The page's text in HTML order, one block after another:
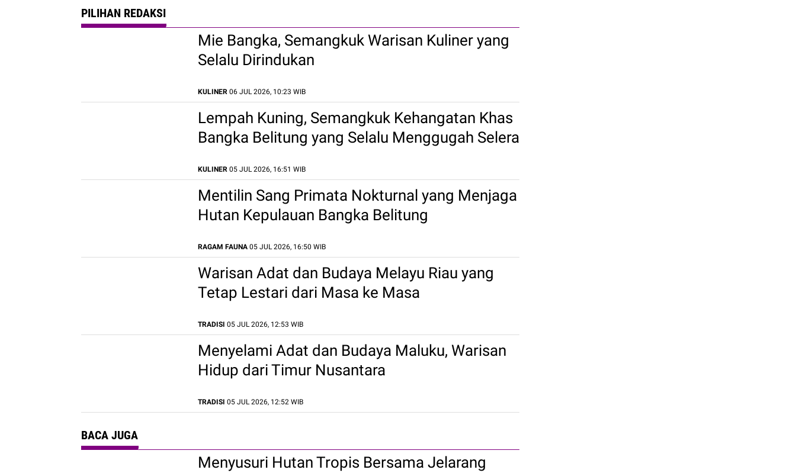
PILIHAN REDAKSI
Mie Bangka, Semangkuk Warisan Kuliner yang
Selalu Dirindukan
KULINER 06 JUL 2026, 10:23 WIB
Lempah Kuning, Semangkuk Kehangatan Khas
Bangka Belitung yang Selalu Menggugah Selera
KULINER 05 JUL 2026, 16:51 WIB
Mentilin Sang Primata Nokturnal yang Menjaga
Hutan Kepulauan Bangka Belitung
RAGAM FAUNA 05 JUL 2026, 16:50 WIB
Warisan Adat dan Budaya Melayu Riau yang
Tetap Lestari dari Masa ke Masa
TRADISI 05 JUL 2026, 12:53 WIB
Menyelami Adat dan Budaya Maluku, Warisan
Hidup dari Timur Nusantara
TRADISI 05 JUL 2026, 12:52 WIB
BACA JUGA
Menyusuri Hutan Tropis Bersama Jelarang